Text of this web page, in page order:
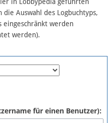
die Auswahl des Logbuchtyps,
eingeschränkt werden
werden).
für einen Benutzer):